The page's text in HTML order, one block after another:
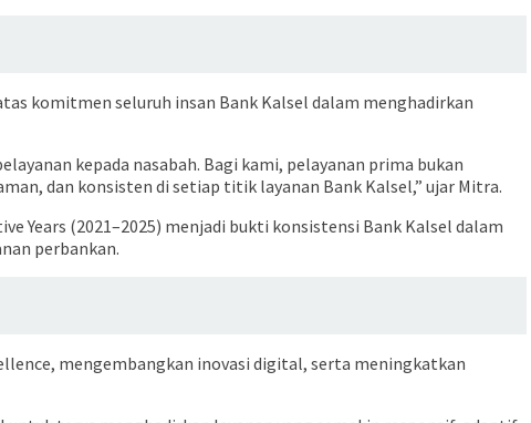
komitmen seluruh insan Bank Kalsel dalam menghadirkan
kepada nasabah. Bagi kami, pelayanan prima bukan
dan konsisten di setiap titik layanan Bank Kalsel,” ujar Mitra.
Years (2021–2025) menjadi bukti konsistensi Bank Kalsel dalam
perbankan.
mengembangkan inovasi digital, serta meningkatkan